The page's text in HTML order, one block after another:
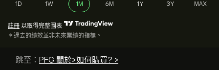
1D 1W 1M 6M 1Y 3Y MAX
註冊 以取得完整圖表
＊過去的績效並非未來業績的指標。
跳至： PFG 關於>如何購買? >